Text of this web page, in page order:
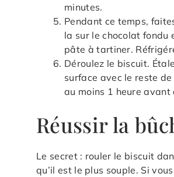
minutes.
Pendant ce temps,
la sur le chocolat fondu
pâte à tartiner.
Déroulez le biscuit.
surface avec le reste
au moins 1 heure avant
Réussir la
Le secret : rouler le biscuit
qu’il est le plus souple. Si